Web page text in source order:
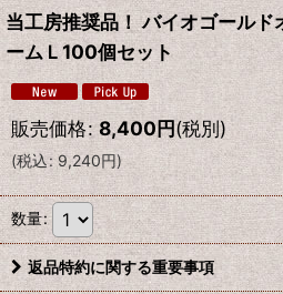
当工房推奨品！ バイオゴール
ームＬ100個セット
販売価格: 8,400円(税別)
(税込: 9,240円)
数量:
返品特約に関する重要事項